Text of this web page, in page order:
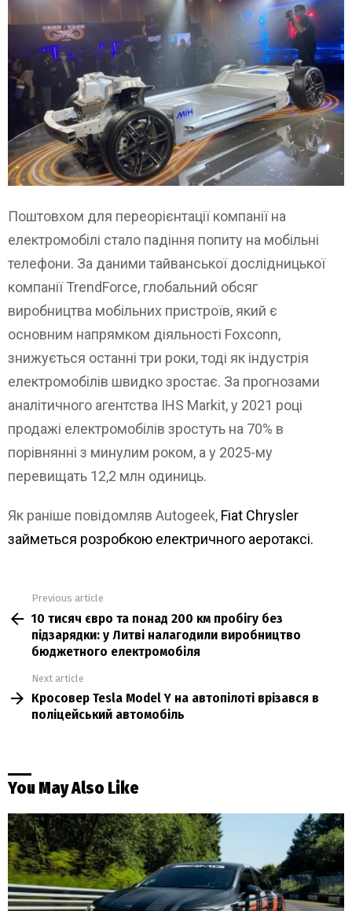
Поштовхом для переорієнтації компанії на
електромобілі стало падіння попиту на мобільні
телефони. За даними тайванської дослідницької
компанії TrendForce, глобальний обсяг
виробництва мобільних пристроїв, який є
основним напрямком діяльності Foxconn,
знижується останні три роки, тоді як індустрія
електромобілів швидко зростає. За прогнозами
аналітичного агентства IHS Markit, у 2021 році
продажі електромобілів зростуть на 70% в
порівнянні з минулим роком, а у 2025-му
перевищать 12,2 млн одиниць.
Як раніше повідомляв Autogeek, Fiat Chrysler
займеться розробкою електричного аеротаксі.
more
Previous article
10 тисяч євро та понад 200 км пробігу без
підзарядки: у Литві налагодили виробництво
бюджетного електромобіля
Next article
Кросовер Tesla Model Y на автопілоті врізався в
поліцейський автомобіль
You May Also Like